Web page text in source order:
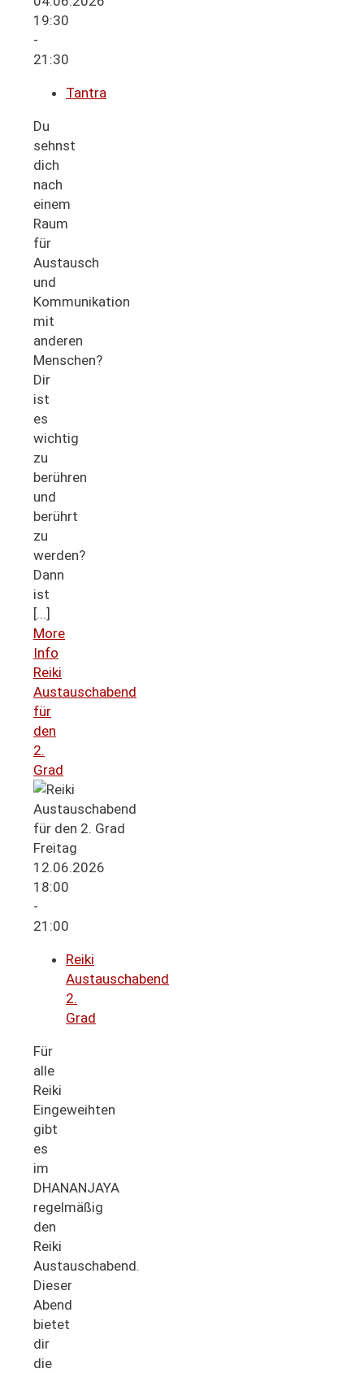
19:30
-
21:30
Tantra
Du
sehnst
dich
nach
einem
Raum
für
Austausch
und
Kommunikation
mit
anderen
Menschen?
Dir
ist
es
wichtig
zu
berühren
und
berührt
zu
werden?
Dann
ist
[...]
More
Info
Reiki
Austauschabend
für
den
2.
Grad
Freitag
12.06.2026
18:00
-
21:00
Reiki
Austauschabend
2.
Grad
Für
alle
Reiki
Eingeweihten
gibt
es
im
DHANANJAYA
regelmäßig
den
Reiki
Austauschabend.
Dieser
Abend
bietet
dir
die